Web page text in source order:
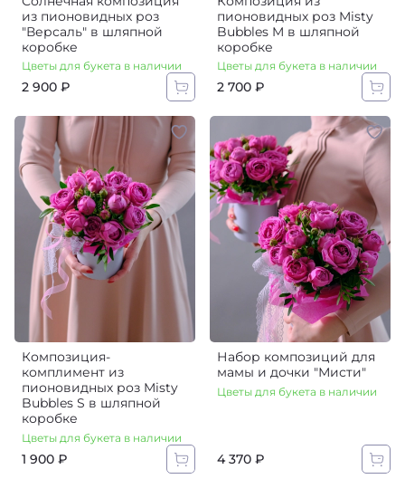
из пионовидных роз
"Версаль" в шляпной
коробке
Цветы для букета в наличии
2 900 ₽
пионовидных роз Misty
Bubbles M в шляпной
коробке
Цветы для букета в наличии
2 700 ₽
Композиция-
комплимент из
пионовидных роз Misty
Bubbles S в шляпной
коробке
Цветы для букета в наличии
1 900 ₽
Набор композиций для
мамы и дочки "Мисти"
Цветы для букета в наличии
4 370 ₽